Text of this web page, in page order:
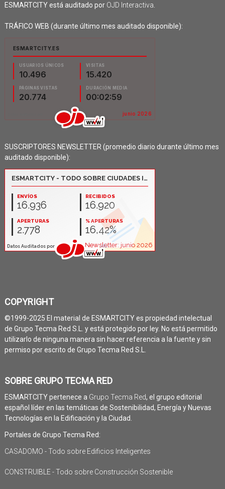
ESMARTCITY está auditado por OJD Interactiva
TRÁFICO WEB (durante último mes auditado disponible):
SUSCRIPTORES NEWSLETTER (promedio diario durante último mes
auditado disponible):
COPYRIGHT
©1999-2025 El material de ESMARTCITY es propiedad intelectual
de Grupo Tecma Red S.L. y está protegido por ley. No está permitido
utilizarlo de ninguna manera sin hacer referencia a la fuente y sin
permiso por escrito de Grupo Tecma Red S.L.
SOBRE GRUPO TECMA RED
ESMARTCITY pertenece a Grupo Tecma Red, el grupo editorial
español líder en las temáticas de Sostenibilidad, Energía y Nuevas
Tecnologías en la Edificación y la Ciudad.
Portales de Grupo Tecma Red:
CASADOMO - Todo sobre Edificios Inteligentes
CONSTRUIBLE - Todo sobre Construcción Sostenible